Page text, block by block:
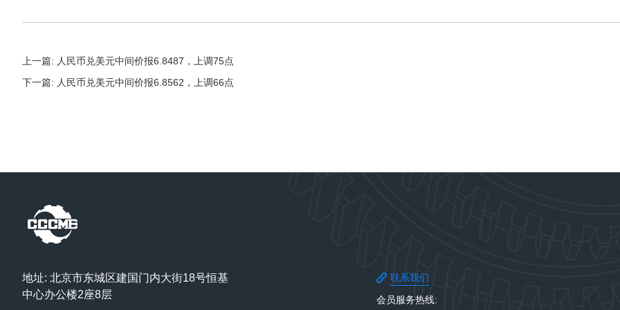
上一篇: 人民币兑美元中间价报6.8487，上调75点
下一篇: 人民币兑美元中间价报6.8562，上调66点
地址: 北京市东城区建国门内大街18号恒基
中心办公楼2座8层
联系我们
会员服务热线: